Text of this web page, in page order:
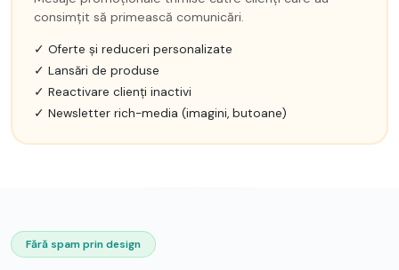
consimțit să primească comunicări.
✓ Oferte și reduceri personalizate
✓ Lansări de produse
✓ Reactivare clienți inactivi
✓ Newsletter rich-media (imagini, butoane)
Fără spam prin design